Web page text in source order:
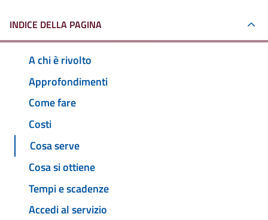
INDICE DELLA PAGINA
A chi è rivolto
Approfondimenti
Come fare
Costi
Cosa serve
Cosa si ottiene
Tempi e scadenze
Accedi al servizio